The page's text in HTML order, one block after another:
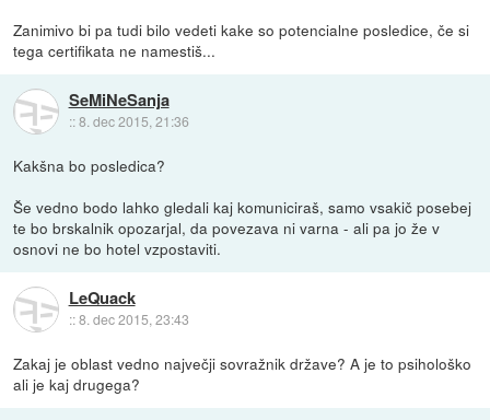
Zanimivo bi pa tudi bilo vedeti kake so potencialne posledice, če si
tega certifikata ne namestiš...
SeMiNeSanja
::8. dec 2015, 21:36
Kakšna bo posledica?
Še vedno bodo lahko gledali kaj komuniciraš, samo vsakič posebej
te bo brskalnik opozarjal, da povezava ni varna - ali pa jo že v
osnovi ne bo hotel vzpostaviti.
LeQuack
::8. dec 2015, 23:43
Zakaj je oblast vedno največji sovražnik države? A je to psihološko
ali je kaj drugega?